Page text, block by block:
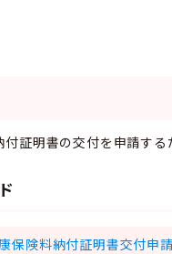
証明書の交付を申請する
保険料納付証明書交付申